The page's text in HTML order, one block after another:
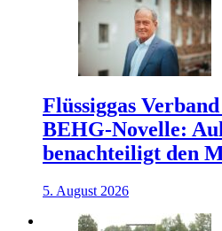
Flüssiggas
BEHG-Novelle:
benachteiligt den
5. August 2026